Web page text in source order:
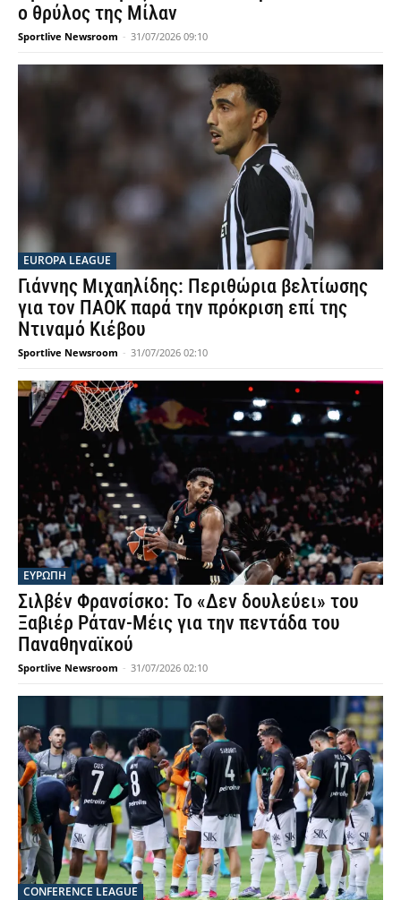
ο θρύλος της Μίλαν
Sportlive Newsroom - 31/07/2026 09:10
EUROPA LEAGUE
Γιάννης Μιχαηλίδης: Περιθώρια βελτίωσης
για τον ΠΑΟΚ παρά την πρόκριση επί της
Ντιναμό Κιέβου
Sportlive Newsroom - 31/07/2026 02:10
ΕΥΡΩΠΗ
Σιλβέν Φρανσίσκο: Το «Δεν δουλεύει» του
Ξαβιέρ Ράταν-Μέις για την πεντάδα του
Παναθηναϊκού
Sportlive Newsroom - 31/07/2026 02:10
CONFERENCE LEAGUE